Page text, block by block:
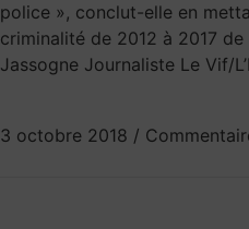
police », conclut-elle en
criminalité de 2012 à 2017
Jassogne Journaliste Le Vif/
3 octobre 2018 /